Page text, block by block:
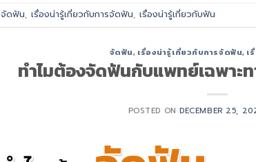
จัดฟัน, เรื่องน่ารู้เกี่ยวกับการจัดฟัน, เรื่องน่ารู้เกี่ยวกับฟัน
จัดฟัน, เรื่องน่ารู้เกี่ยวกับการจัดฟัน, เ
ทำไมต้องจัดฟันกับแพทย์เฉพาะ
POSTED ONDECEMBER 25,